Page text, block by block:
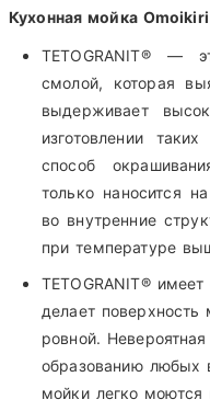
Кухонная мойка Omoikiri
TETOGRANIT® —
смолой, которая
выдерживает
изготовлении
способ
только наносится
во внутренние
при температуре
TETOGRANIT®
делает поверхность
ровной. Невероятная
образованию любых
мойки легко моются